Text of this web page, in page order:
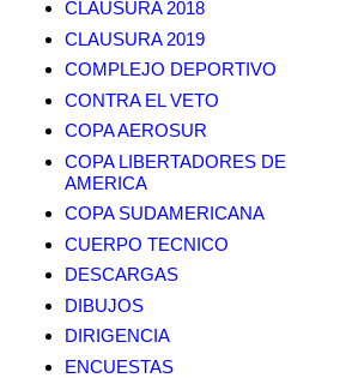
CLAUSURA 2018
CLAUSURA 2019
COMPLEJO DEPORTIVO
CONTRA EL VETO
COPA AEROSUR
COPA LIBERTADORES DE
AMERICA
COPA SUDAMERICANA
CUERPO TECNICO
DESCARGAS
DIBUJOS
DIRIGENCIA
ENCUESTAS